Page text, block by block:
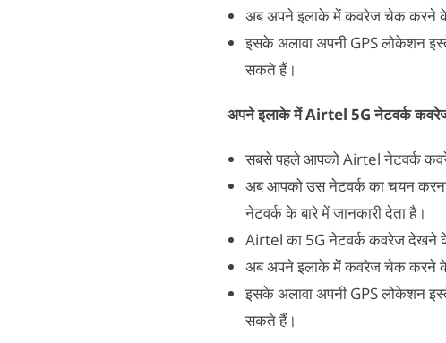
अब अपने इलाके में कवरेज चेक करने के
इसके अलावा अपनी GPS लोकेशन
सकते हैं।
अपने इलाके में Airtel 5G नेटवर्क
सबसे पहले आपको Airtel नेटवर्क
अब आपको उस नेटवर्क का चयन
नेटवर्क के बारे में जानकारी देता है।
Airtel का 5G नेटवर्क कवरेज देखने के
अब अपने इलाके में कवरेज चेक करने के
इसके अलावा अपनी GPS लोकेशन
सकते हैं।